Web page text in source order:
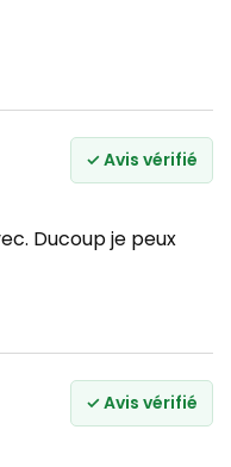
✓ Avis vérifié
Ducoup je peux
✓ Avis vérifié